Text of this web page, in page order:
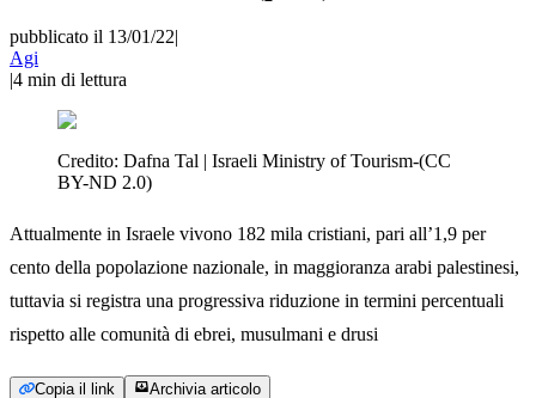
pubblicato il 13/01/22|
Agi
|4 min di lettura
Credito: Dafna Tal | Israeli Ministry of Tourism-(CC
BY-ND 2.0)
Attualmente in Israele vivono 182 mila cristiani, pari all’1,9 per
cento della popolazione nazionale, in maggioranza arabi palestinesi,
tuttavia si registra una progressiva riduzione in termini percentuali
rispetto alle comunità di ebrei, musulmani e drusi
Copia il link Archivia articolo